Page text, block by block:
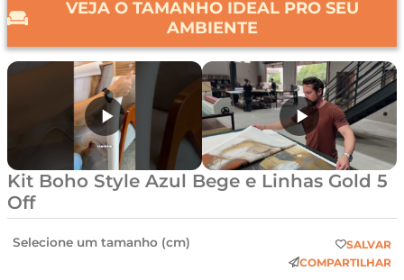
VEJA O TAMANHO IDEAL PRO SEU
AMBIENTE
Kit Boho Style Azul Bege e Linhas Gold 5
Off
Selecione um tamanho (cm)
SALVAR
COMPARTILHAR